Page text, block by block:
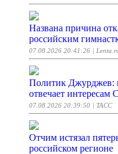
Названа причина
российским
07.08.2026 20:41:26 |
Политик Джурджев:
отвечает интересам
07.08.2026 20:39:50 | ТАСС
Отчим истязал
российском регионе